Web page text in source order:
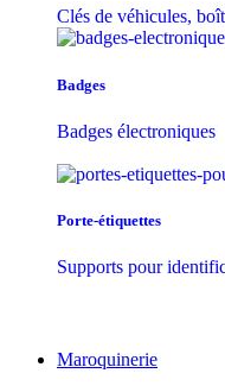
Clés de véhicules,
Badges
Badges électroniques
Porte-étiquettes
Supports pour
Maroquinerie